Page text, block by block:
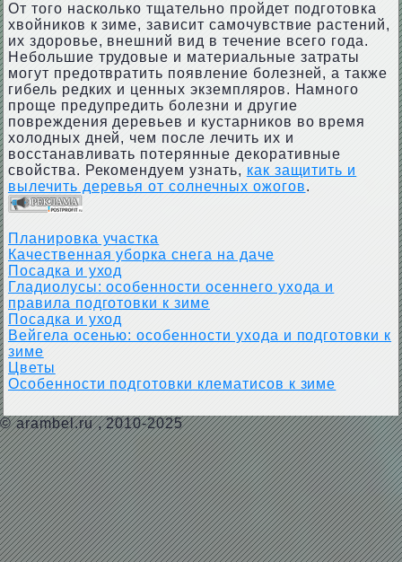
От того насколько тщательно пройдет подготовка
хвойников к зиме, зависит самочувствие растений,
их здоровье, внешний вид в течение всего года.
Небольшие трудовые и материальные затраты
могут предотвратить появление болезней, а также
гибель редких и ценных экземпляров. Намного
проще предупредить болезни и другие
повреждения деревьев и кустарников во время
холодных дней, чем после лечить их и
восстанавливать потерянные декоративные
свойства. Рекомендуем узнать, как защитить и
вылечить деревья от солнечных ожогов.
Планировка участка
Качественная уборка снега на даче
Посадка и уход
Гладиолусы: особенности осеннего ухода и
правила подготовки к зиме
Посадка и уход
Вейгела осенью: особенности ухода и подготовки к
зиме
Цветы
Особенности подготовки клематисов к зиме
© arambel.ru, 2010-2025